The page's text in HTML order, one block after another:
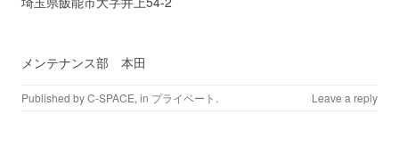
メンテナンス部 本田
Published byC-SPACE, in プライベート . Leave a reply